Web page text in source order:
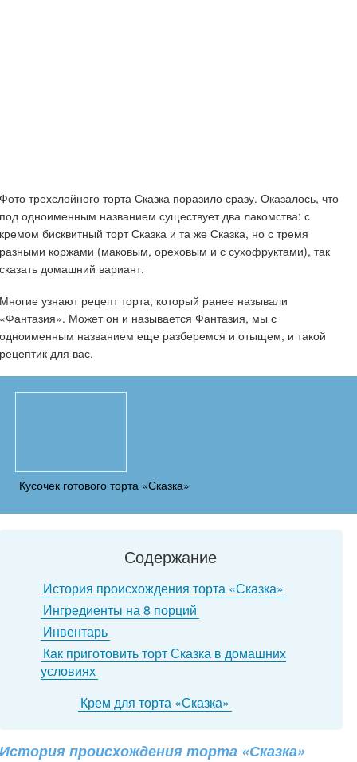
Фото трехслойного торта Сказка поразило сразу. Оказалось, что
под одноименным названием существует два лакомства: с
кремом бисквитный торт Сказка и та же Сказка, но с тремя
разными коржами (маковым, ореховым и с сухофруктами), так
сказать домашний вариант.
Многие узнают рецепт торта, который ранее называли
«Фантазия». Может он и называется Фантазия, мы с
одноименным названием еще разберемся и отыщем, и такой
рецептик для вас.
Кусочек готового торта «Сказка»
Содержание
История происхождения торта «Сказка»
Ингредиенты на 8 порций
Инвентарь
Как приготовить торт Сказка в домашних
условиях
Крем для торта «Сказка»
История происхождения торта «Сказка»